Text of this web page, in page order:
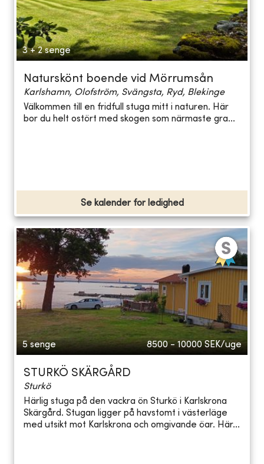
3 + 2 senge
Naturskönt boende vid Mörrumsån
Karlshamn, Olofström, Svängsta, Ryd, Blekinge
Välkommen till en fridfull stuga mitt i naturen. Här
bor du helt ostört med skogen som närmaste gra...
Se kalender for ledighed
5 senge 8500 - 10000 SEK/uge
STURKÖ SKÄRGÅRD
Sturkö
Härlig stuga på den vackra ön Sturkö i Karlskrona
Skärgård. Stugan ligger på havstomt i västerläge
med utsikt mot Karlskrona och omgivande öar. Här...